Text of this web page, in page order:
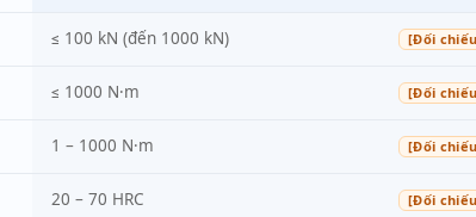
≤ 100 kN (đến 1000 kN) [Đối
≤ 1000 N·m [Đối
1 – 1000 N·m [Đối
20 – 70 HRC [Đối